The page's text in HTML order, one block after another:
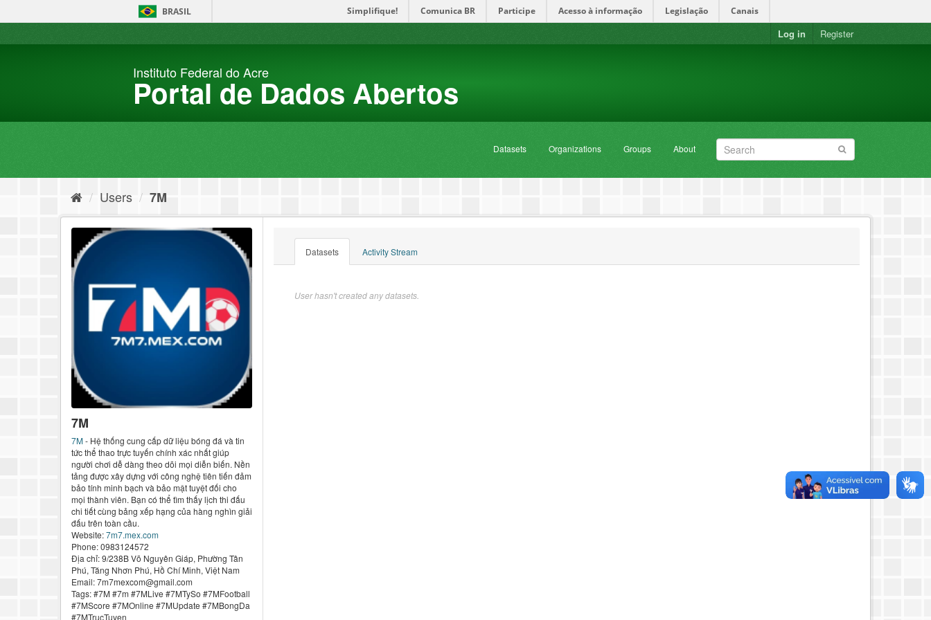
BRASIL Simplifique! Comunica BR Participe Acesso à informação Legislação Canais
Log in Register
Instituto Federal do Acre
Portal de Dados Abertos
Datasets Organizations Groups About
Users 7M
7M
7M- Hệ thống cung cấp dữ liệu bóng đá và tin
tức thể thao trực tuyến chính xác nhất giúp
người chơi dễ dàng theo dõi mọi diễn biến. Nền
tảng được xây dựng với công nghệ tiên tiến đảm
bảo tính minh bạch và bảo mật tuyệt đối cho
mọi thành viên. Bạn có thể tìm thấy lịch thi đấu
chi tiết cùng bảng xếp hạng của hàng nghìn giải
đấu trên toàn cầu.
Website:7m7.mex.com
Phone: 0983124572
Địa chỉ: 9/238B Võ Nguyên Giáp, Phường Tân
Phú, Tăng Nhơn Phú, Hồ Chí Minh, Việt Nam
Email: 7m7mexcom@gmail.com
Tags: #7M #7m #7MLive #7MTySo #7MFootball
#7MScore #7MOnline #7MUpdate #7MBongDa
#7MTrucTuyen
Datasets Activity Stream
User hasn't created any datasets.